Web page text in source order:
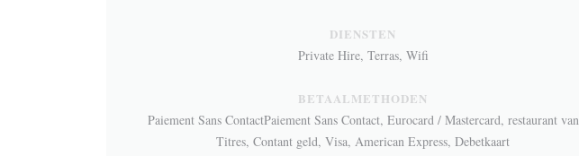
DIENSTEN
Private Hire, Terras, Wifi
BETAALMETHODEN
Paiement Sans ContactPaiement Sans Contact, Eurocard / Mastercard, restaurant van
Titres, Contant geld, Visa, American Express, Debetkaart